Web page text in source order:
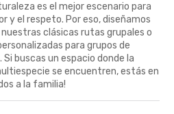
es el mejor escenario para
y el respeto. Por eso, diseñamos
clásicas rutas grupales o
para grupos de
buscas un espacio donde la
se encuentren, estás en
a la familia!